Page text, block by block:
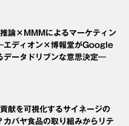
論×MMMによるマーケティン
エディオン×博報堂がGoogle
データドリブンな意思決定―
献を可視化するサイネージの
カバヤ食品の取り組みからリテ